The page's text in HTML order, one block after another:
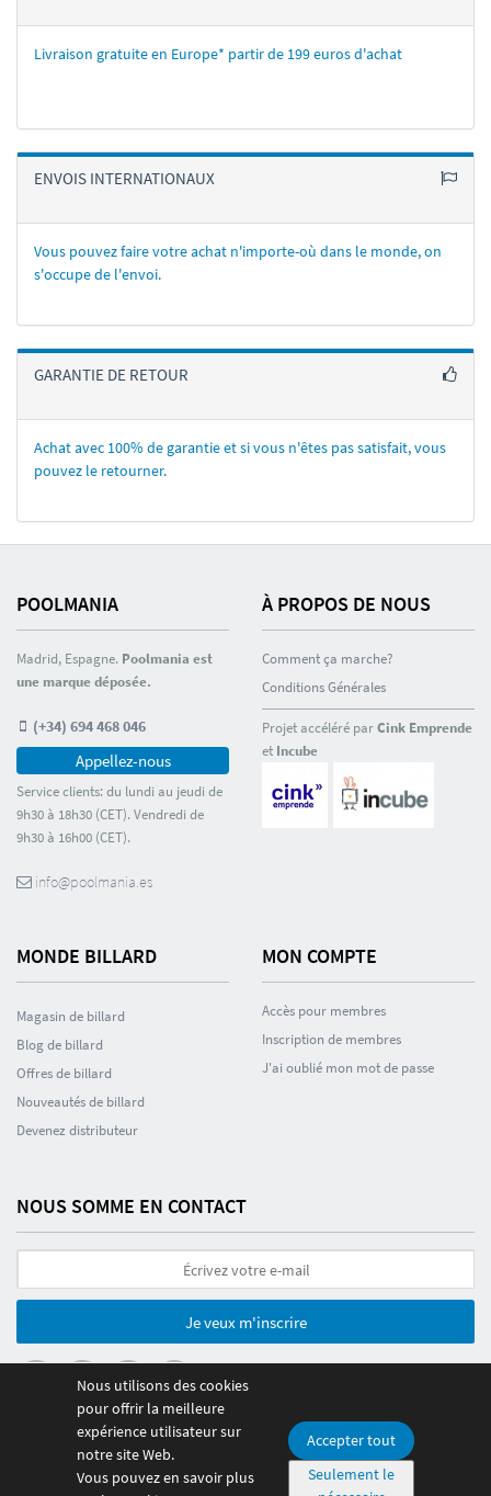
Livraison gratuite en Europe* partir de 199 euros d'achat
ENVOIS INTERNATIONAUX
Vous pouvez faire votre achat n'importe-où dans le monde, on
s'occupe de l'envoi.
GARANTIE DE RETOUR
Achat avec 100% de garantie et si vous n'êtes pas satisfait, vous
pouvez le retourner.
POOLMANIA
Madrid, Espagne. Poolmania est
une marque déposée.
(+34) 694 468 046
Appellez-nous
Service clients: du lundi au jeudi de
9h30 à 18h30 (CET). Vendredi de
9h30 à 16h00 (CET).
info@poolmania.es
À PROPOS DE NOUS
Comment ça marche?
Conditions Générales
Projet accéléré parCink Emprende
et Incube
MONDE BILLARD
Magasin de billard
Blog de billard
Offres de billard
Nouveautés de billard
Devenez distributeur
MON COMPTE
Accès pour membres
Inscription de membres
J'ai oublié mon mot de passe
NOUS SOMME EN CONTACT
Je veux m'inscrire
© 2026 Poolmania Sports S.L. CIF B86882628. Espagne
Nous utilisons des cookies
pour offrir la meilleure
expérience utilisateur sur
notre site Web.
Vous pouvez en savoir plus
Accepter tout
Seulement le